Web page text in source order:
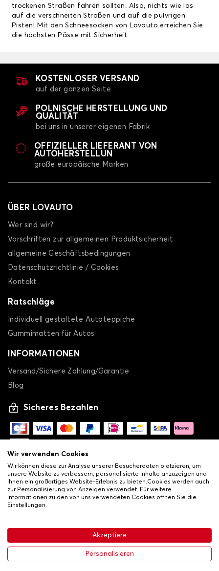
63,99 €
-20% 79,99 €
In den Warenkorb
trockenen Straßen fahren sollten. Also, nichts wie los
auf die verschneiten Straßen und auf die pulvrigen
Pisten! Mit den Schneesocken von Lovauto erreichen Sie
die höchsten Pässe mit Sicherheit.
KOSTENLOSER VERSAND
auf der ganzen Seite
POLNISCHE HERSTELLUNG UND
QUALITÄT
bei uns in unserer eigenen Fabrik
OFFIZIELLER LIEFERANT VON
AUTOHERSTELLUN
große europäische Marken
ÜBER LOVAUTO
Wer sind wir?
Vorschriften zur allgemeinen Produktsicherheit
allgemeine Geschäftsbedingungen
Datenschutzrichtlinie / Cookies
Kontakt
Ratschläge
Individuell gestaltete Autoteppiche
Gummimatten für Autos
INFORMATIONEN
Versand/Sichere Zahlung/Garantie
Blog
Sicheres Bezahlen
Allgemeine Verkaufsbedingungen•
Datenschutz- und Cookie-Richtlinie•Livraison
Wir verwenden Cookies
Wir können diese zur Analyse unserer Besucherdaten platzieren, um
unsere Website zu verbessern, personalisierte Inhalte anzuzeigen und
Ihnen ein großartiges Website-Erlebnis zu bieten.Cookies werden auch
zur Personalisierung von Anzeigen verwendet. Für weitere
Informationen zu den von uns verwendeten Cookies öffnen Sie die
Einstellungen.
Akzeptiere
Personalisieren